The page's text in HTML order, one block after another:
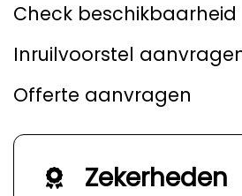
Check beschikbaarheid
Inruilvoorstel
Offerte aanvragen
Zekerheden